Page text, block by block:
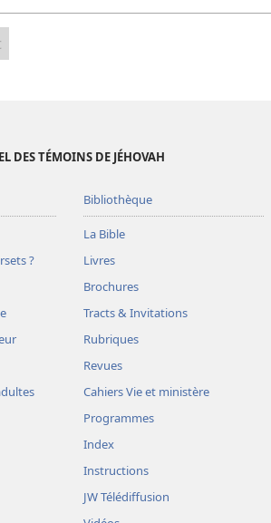
DES TÉMOINS DE JÉHOVAH
?
Bibliothèque
La Bible
Livres
Brochures
Tracts & Invitations
Rubriques
Revues
Cahiers Vie et ministère
Programmes
Index
Instructions
JW Télédiffusion